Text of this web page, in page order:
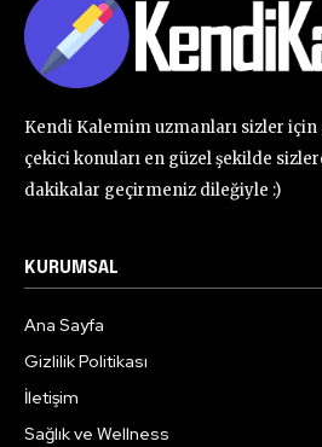
Kendi Kalemim uzmanları sizler
çekici konuları en güzel şekilde
dakikalar geçirmeniz dileğiyle :)
KURUMSAL
Ana Sayfa
Gizlilik Politikası
İletişim
Sağlık ve Wellness